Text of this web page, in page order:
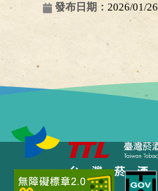
發布日期： 2026/01/26
點選展開/點選收合選單功能